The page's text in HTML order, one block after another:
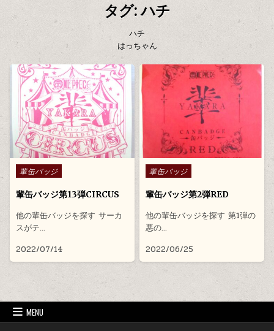
タグ:ハチ
ハチ
はっちゃん
Posted in
輩缶バッジ
輩缶バッジ第13弾CIRCUS
他の輩缶バッジを探す サーカ
スがテ…
2022/07/14
Posted in
輩缶バッジ
輩缶バッジ第2弾RED
他の輩缶バッジを探す 第1弾の
悪の…
2022/06/25
MENU